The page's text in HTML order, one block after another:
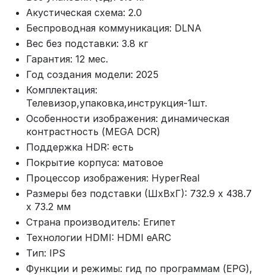
Акустическая схема: 2.0
Беспроводная коммуникация: DLNA
Вес без подставки: 3.8 кг
Гарантия: 12 мес.
Год создания модели: 2025
Комплектация:
Телевизор,упаковка,инструкция-1шт.
Особенности изображения: динамическая
контрастность (MEGA DCR)
Поддержка HDR: есть
Покрытие корпуса: матовое
Процессор изображения: HyperReal
Размеры без подставки (ШxВxГ): 732.9 x 438.7
x 73.2 мм
Страна производитель: Египет
Технологии HDMI: HDMI eARC
Тип: IPS
Функции и режимы: гид по программам (EPG),